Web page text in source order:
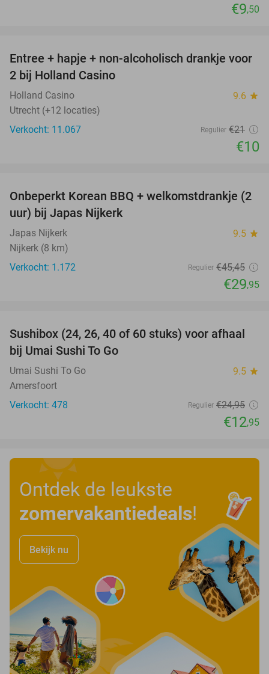
€9,50
52%
Entree + hapje + non-alcoholisch drankje voor
2 bij Holland Casino
Holland Casino 9.6 star
Utrecht (+12 locaties)
Verkocht: 11.067
Regulier €21
€10
34%
Onbeperkt Korean BBQ + welkomstdrankje (2
uur) bij Japas Nijkerk
Japas Nijkerk 9.5 star
Nijkerk (8 km)
Verkocht: 1.172
Regulier €45,45
€29,95
48%
Sushibox (24, 26, 40 of 60 stuks) voor afhaal
bij Umai Sushi To Go
Umai Sushi To Go 9.5 star
Amersfoort
Verkocht: 478
Regulier €24,95
€12,95
Ontdek de leukste
zomervakantiedeals!
Bekijk nu